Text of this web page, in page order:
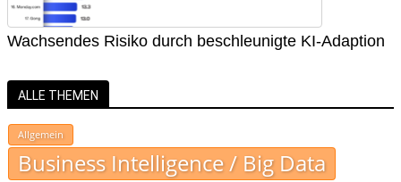
Wachsendes Risiko durch beschleunigte KI-Adaption
ALLE THEMEN
Allgemein
Business Intelligence / Big Data